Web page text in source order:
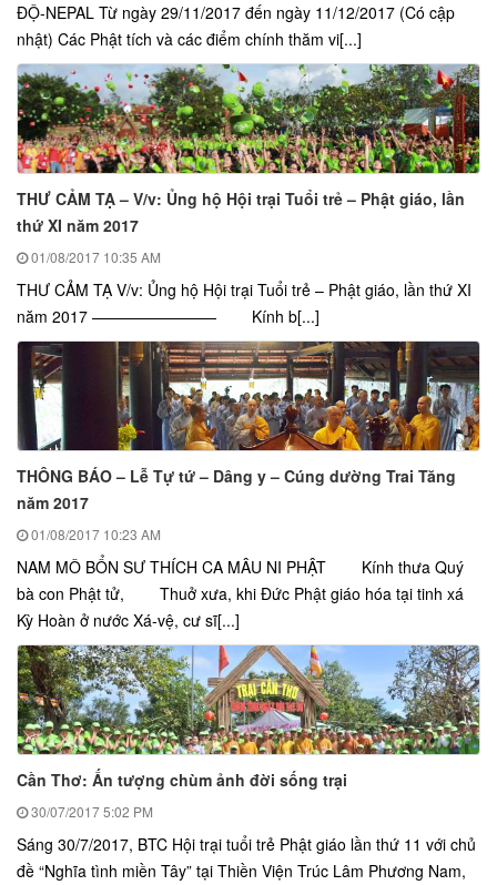
ĐỘ-NEPAL Từ ngày 29/11/2017 đến ngày 11/12/2017 (Có cập
nhật) Các Phật tích và các điểm chính thăm vi[...]
THƯ CẢM TẠ – V/v: Ủng hộ Hội trại Tuổi trẻ – Phật giáo, lần
thứ XI năm 2017
01/08/2017 10:35 AM
THƯ CẢM TẠ V/v: Ủng hộ Hội trại Tuổi trẻ – Phật giáo, lần thứ XI
năm 2017 ———————— Kính b[...]
THÔNG BÁO – Lễ Tự tứ – Dâng y – Cúng dường Trai Tăng
năm 2017
01/08/2017 10:23 AM
NAM MÔ BỔN SƯ THÍCH CA MÂU NI PHẬT Kính thưa Quý
bà con Phật tử, Thuở xưa, khi Đức Phật giáo hóa tại tinh xá
Kỳ Hoàn ở nước Xá-vệ, cư sĩ[...]
Cần Thơ: Ấn tượng chùm ảnh đời sống trại
30/07/20175:02 PM
Sáng 30/7/2017, BTC Hội trại tuổi trẻ Phật giáo lần thứ 11 với chủ
đề “Nghĩa tình miền Tây” tại Thiền Viện Trúc Lâm Phương Nam,